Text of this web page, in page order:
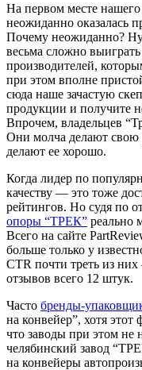
На первом месте
неожиданно оказалась
Почему неожиданно?
весьма сложно
производителей,
при этом вполне
сюда наше зачастую
продукции и получите
Впрочем, владельцев
Они молча делают свою
делают ее хорошо.
Когда лидер по
качеству — это тоже
рейтингов. Но судя по
опоры “ТРЕК” реально
Всего на сайте
больше только у
CTR почти треть из
отзывов всего 12 штук.
Часто бренды-
на конвейер”, хотя
что заводы при этом не
челябинский завод
на конвейеры